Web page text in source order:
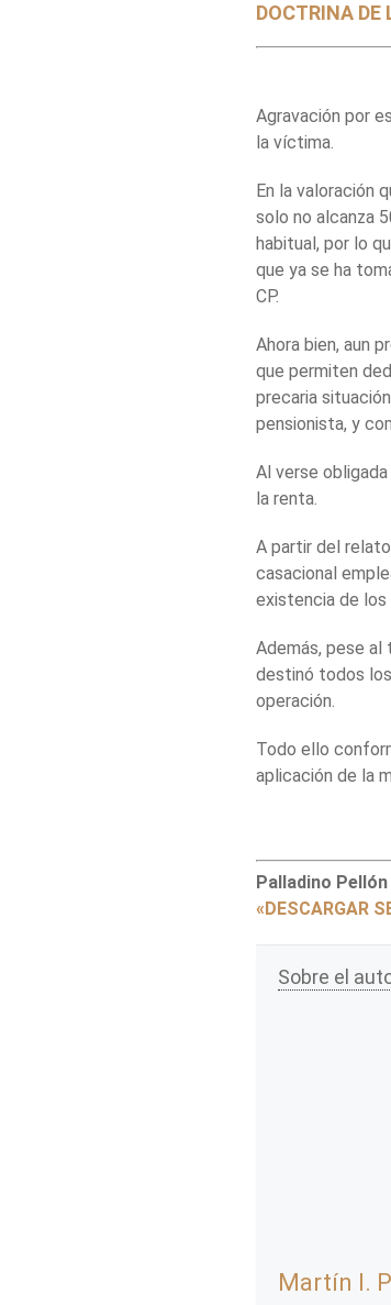
DOCTRINA DE
Agravación por
la víctima.
En la valoración
solo no alcanza
habitual, por lo
que ya se ha
CP.
Ahora bien, aun
que permiten
precaria
pensionista, y
Al verse
la renta.
A partir del
casacional
existencia de los
Además, pese al
destinó todos
operación.
Todo ello
aplicación de la
Palladino
«DESCARGAR
Sobre el
Martín I.